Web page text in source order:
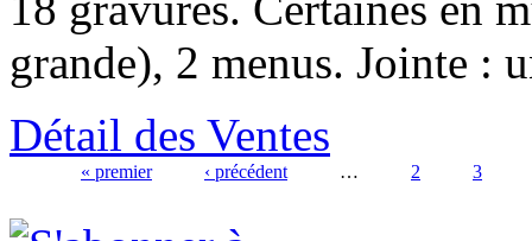
grande), 2 menus. Jointe :
Détail des Ventes
« premier ‹ précédent … 2 3